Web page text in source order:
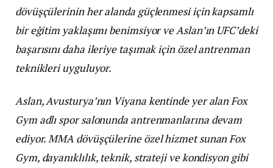
dövüşçülerinin her alanda güçlenmesi için kapsamlı
bir eğitim yaklaşımı benimsiyor ve Aslan’ın UFC’deki
başarısını daha ileriye taşımak için özel antrenman
teknikleri uyguluyor.
Aslan, Avusturya’nın Viyana kentinde yer alan Fox
Gym adlı spor salonunda antrenmanlarına devam
ediyor. MMA dövüşçülerine özel hizmet sunan Fox
Gym, dayanıklılık, teknik, strateji ve kondisyon gibi